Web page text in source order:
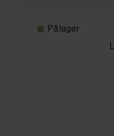
På lager